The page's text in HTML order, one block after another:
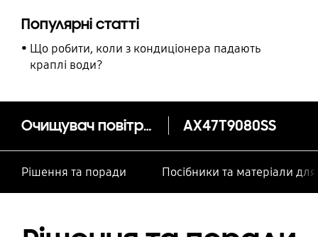
Популярні статті
Що робити, коли з кондиціонера падають
краплі води?
Очищувач повітря CUBE AX47T9080SS/ER AX47T9080SS
Рішення та поради Посібники та матеріали